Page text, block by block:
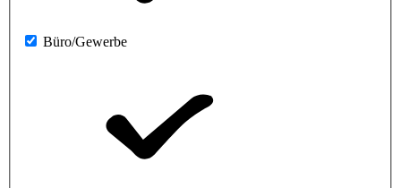
Büro/Gewerbe